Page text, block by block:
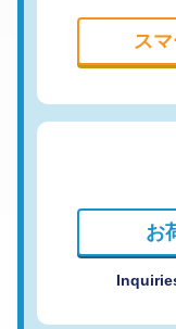
ス
お